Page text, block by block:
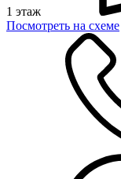
1 этаж
Посмотреть на схеме